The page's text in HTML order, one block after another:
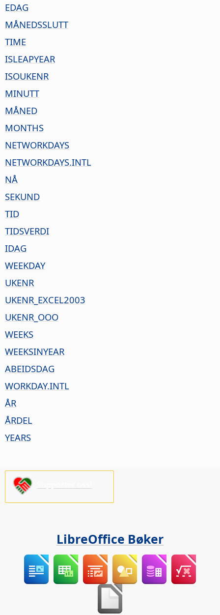
EDAG
MÅNEDSSLUTT
TIME
ISLEAPYEAR
ISOUKENR
MINUTT
MÅNED
MONTHS
NETWORKDAYS
NETWORKDAYS.INTL
NÅ
SEKUND
TID
TIDSVERDI
IDAG
WEEKDAY
UKENR
UKENR_EXCEL2003
UKENR_OOO
WEEKS
WEEKSINYEAR
ABEIDSDAG
WORKDAY.INTL
ÅR
ÅRDEL
YEARS
LibreOffice Bøker